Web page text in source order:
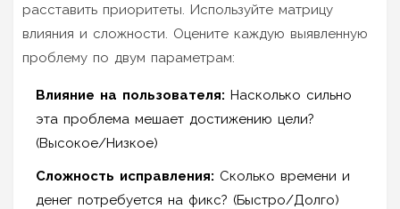
расставить приоритеты. Используйте матрицу
влияния и сложности. Оцените каждую выявленную
проблему по двум параметрам:
Влияние на пользователя: Насколько сильно
эта проблема мешает достижению цели?
(Высокое/Низкое)
Сложность исправления: Сколько времени и
денег потребуется на фикс? (Быстро/Долго)